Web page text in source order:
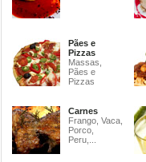
Pães e
Pizzas
Massas,
Pães e
Pizzas
Carnes
Frango, Vaca,
Porco,
Peru,...